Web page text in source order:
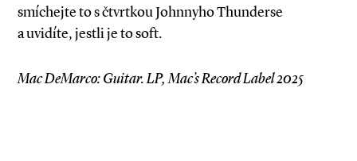
smíchejte to s čtvrtkou Johnnyho Thunderse
a uvidíte, jestli je to soft.
Mac DeMarco: Guitar. LP, Mac’s Record Label 2025